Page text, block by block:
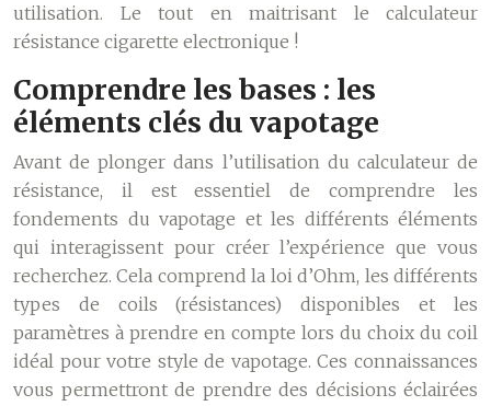
utilisation. Le tout en maitrisant le calculateur
résistance cigarette electronique !
Comprendre les bases : les
éléments clés du vapotage
Avant de plonger dans l’utilisation du calculateur de
résistance, il est essentiel de comprendre les
fondements du vapotage et les différents éléments
qui interagissent pour créer l’expérience que vous
recherchez. Cela comprend la loi d’Ohm, les différents
types de coils (résistances) disponibles et les
paramètres à prendre en compte lors du choix du coil
idéal pour votre style de vapotage. Ces connaissances
vous permettront de prendre des décisions éclairées